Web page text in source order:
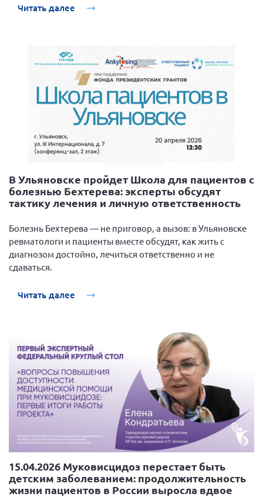
Конференция ОООИБРС 2020
Второй съезд
Третий съезд
Четвертый съезд
Пятый съезд
Шестой съезд
ОФ «Фонд содействия больным рассеянным
Новости: Казахстан
Письма и официальные ответы
Нормативно-правовые документы
Методическая литература для НКО
Публичные отчеты
Всероссийская онлайн конференция
Всероссийская конференция-тренинг
"Рассеянный склероз: новые реалии" (26-
29.05.2022)
Алтайский край
Архангельская область
Брянская область
Читать далее
В Ульяновске пройдет Школа для пациентов с
болезнью Бехтерева: эксперты обсудят
тактику лечения и личную ответственность
Болезнь Бехтерева — не приговор, а вызов: в Ульяновске
ревматологи и пациенты вместе обсудят, как жить с
диагнозом достойно, лечиться ответственно и не
сдаваться.
Читать далее
15.04.2026 Муковисцидоз перестает быть
детским заболеванием: продолжительность
жизни пациентов в России выросла вдвое